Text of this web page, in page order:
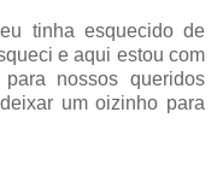
tinha esquecido de
e aqui estou com
nossos queridos
um oizinho para